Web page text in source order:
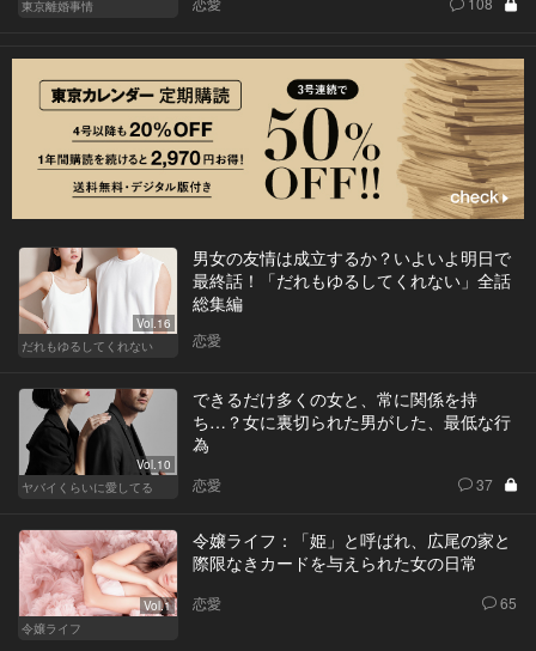
東京離婚事情
Vol.16
だれもゆるしてくれない
男女の友情は成立するか？いよいよ明日で
最終話！「だれもゆるしてくれない」全話
総集編
恋愛
Vol.10
ヤバイくらいに愛してる
できるだけ多くの女と、常に関係を持
ち…？女に裏切られた男がした、最低な行
為
恋愛 37
Vol.1
令嬢ライフ
令嬢ライフ：「姫」と呼ばれ、広尾の家と
際限なきカードを与えられた女の日常
恋愛 65